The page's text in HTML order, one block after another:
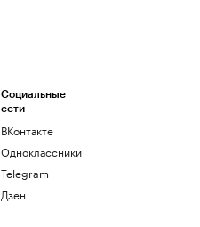
Социальные
сети
ВКонтакте
Одноклассники
Telegram
Дзен